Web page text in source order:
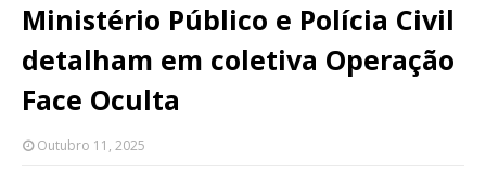
Ministério Público e Polícia Civil
detalham em coletiva Operação
Face Oculta
Outubro 11, 2025